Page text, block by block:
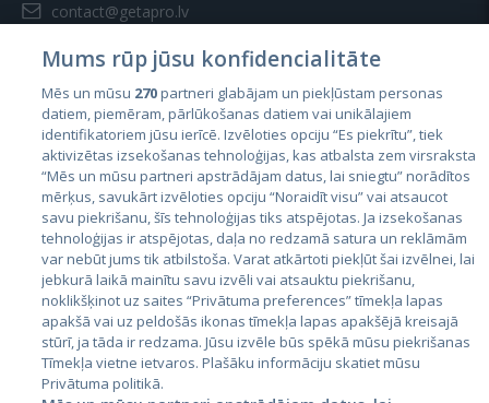
contact@getapro.lv
Valstis
Igaunija
Latvija
Lietuva
Mums rūp jūsu konfidencialitāte
Mēs un mūsu 270partneri glabājam un piekļūstam personas
datiem, piemēram, pārlūkošanas datiem vai unikālajiem
identifikatoriem jūsu ierīcē. Izvēloties opciju “Es piekrītu”, tiek
aktivizētas izsekošanas tehnoloģijas, kas atbalsta zem virsraksta
“Mēs un mūsu partneri apstrādājam datus, lai sniegtu” norādītos
mērķus, savukārt izvēloties opciju “Noraidīt visu” vai atsaucot
savu piekrišanu, šīs tehnoloģijas tiks atspējotas. Ja izsekošanas
tehnoloģijas ir atspējotas, daļa no redzamā satura un reklāmām
var nebūt jums tik atbilstoša. Varat atkārtoti piekļūt šai izvēlnei, lai
jebkurā laikā mainītu savu izvēli vai atsauktu piekrišanu,
noklikšķinot uz saites “Privātuma preferences” tīmekļa lapas
apakšā vai uz peldošās ikonas tīmekļa lapas apakšējā kreisajā
stūrī, ja tāda ir redzama. Jūsu izvēle būs spēkā mūsu piekrišanas
Tīmekļa vietne ietvaros. Plašāku informāciju skatiet mūsu
Privātuma politikā.